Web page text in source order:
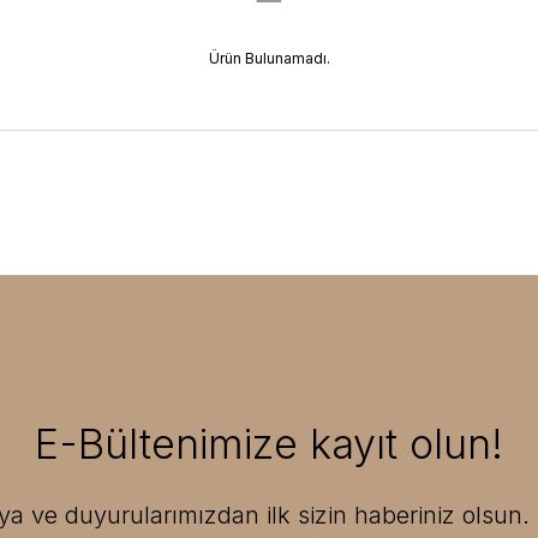
Ürün Bulunamadı.
E-Bültenimize kayıt olun!
ve duyurularımızdan ilk sizin haberiniz olsun.